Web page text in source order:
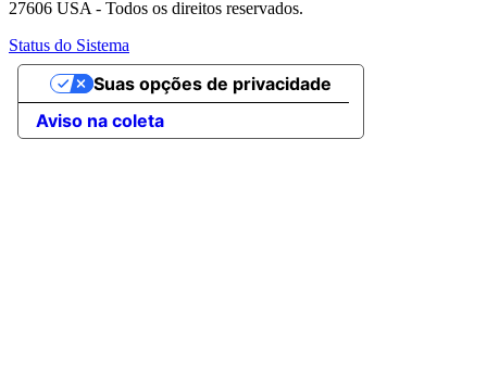
27606 USA - Todos os direitos reservados.
Status do Sistema
Aviso na coleta
Suas opções de privacidade